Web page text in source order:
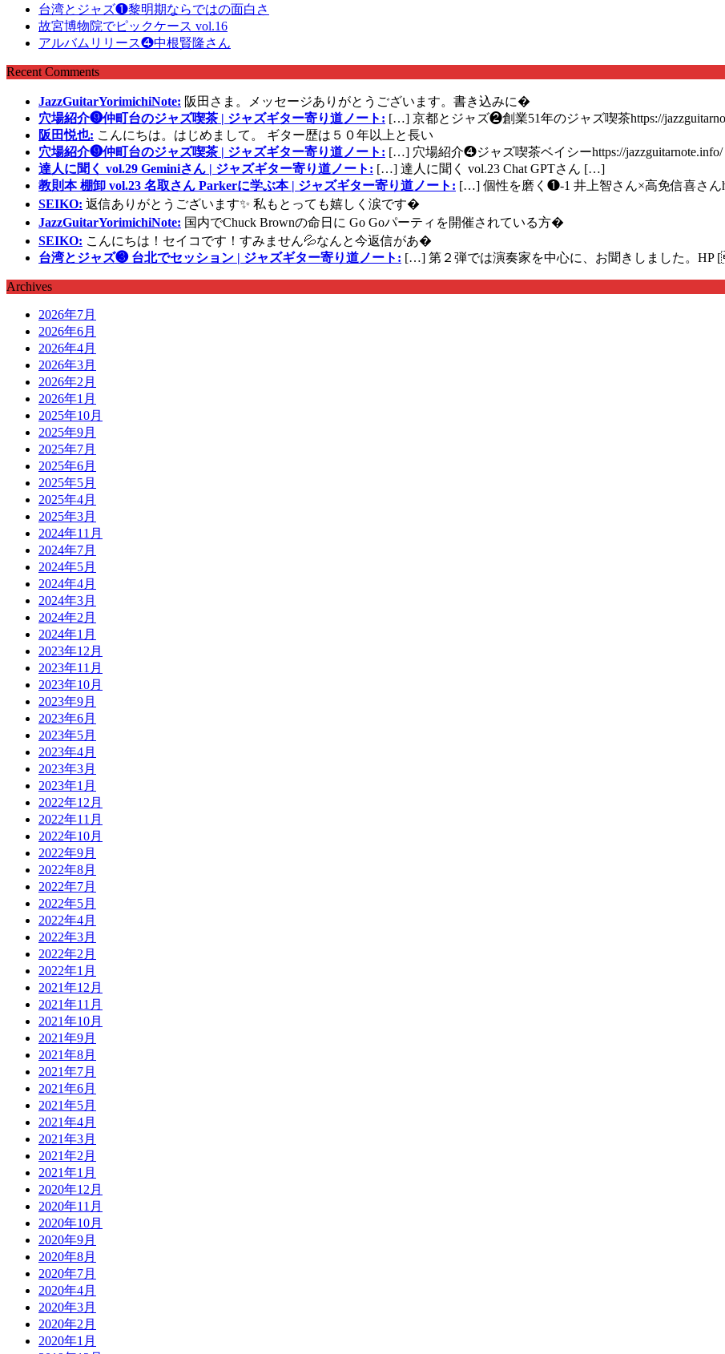
台湾とジャズ❶黎明期ならではの面白さ
故宮博物院でピックケース vol.16
アルバムリリース❹中根賢隆さん
Recent Comments
JazzGuitarYorimichiNote: 阪田さま。メッセージありがとうございます。書き込みに�
穴場紹介❾仲町台のジャズ喫茶 | ジャズギター寄り道ノート: […] 京都とジャズ❷創業51年のジャズ喫茶https://jazzguitarno
阪田悦也: こんにちは。はじめまして。 ギター歴は５０年以上と長い
穴場紹介❾仲町台のジャズ喫茶 | ジャズギター寄り道ノート: […] 穴場紹介❹ジャズ喫茶ベイシーhttps://jazzguitarnote.info/
達人に聞く vol.29 Geminiさん | ジャズギター寄り道ノート: […] 達人に聞く vol.23 Chat GPTさん […]
教則本 棚卸 vol.23 名取さん Parkerに学ぶ本 | ジャズギター寄り道ノート: […] 個性を磨く❶-1 井上智さん×高免信喜さん
SEIKO: 返信ありがとうございます✨ 私もとっても嬉しく涙です�
JazzGuitarYorimichiNote: 国内でChuck Brownの命日に Go Goパーティを開催されている方�
SEIKO: こんにちは！セイコです！すみません💦なんと今返信があ�
台湾とジャズ❸ 台北でセッション | ジャズギター寄り道ノート: […] 第２弾では演奏家を中心に、お聞きしました。HP
Archives
2026年7月
2026年6月
2026年4月
2026年3月
2026年2月
2026年1月
2025年10月
2025年9月
2025年7月
2025年6月
2025年5月
2025年4月
2025年3月
2024年11月
2024年7月
2024年5月
2024年4月
2024年3月
2024年2月
2024年1月
2023年12月
2023年11月
2023年10月
2023年9月
2023年6月
2023年5月
2023年4月
2023年3月
2023年1月
2022年12月
2022年11月
2022年10月
2022年9月
2022年8月
2022年7月
2022年5月
2022年4月
2022年3月
2022年2月
2022年1月
2021年12月
2021年11月
2021年10月
2021年9月
2021年8月
2021年7月
2021年6月
2021年5月
2021年4月
2021年3月
2021年2月
2021年1月
2020年12月
2020年11月
2020年10月
2020年9月
2020年8月
2020年7月
2020年4月
2020年3月
2020年2月
2020年1月